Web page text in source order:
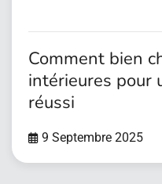
Comment bien
intérieures pour
réussi
9 Septembre 2025